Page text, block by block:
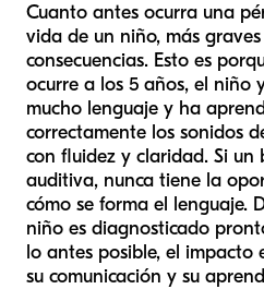
Cuanto antes ocurra una
vida de un niño, más
consecuencias. Esto es
ocurre a los 5 años, el niño
mucho lenguaje y ha
correctamente los sonidos
con fluidez y claridad. Si un
auditiva, nunca tiene la
cómo se forma el lenguaje.
niño es diagnosticado
lo antes posible, el impacto
su comunicación y su